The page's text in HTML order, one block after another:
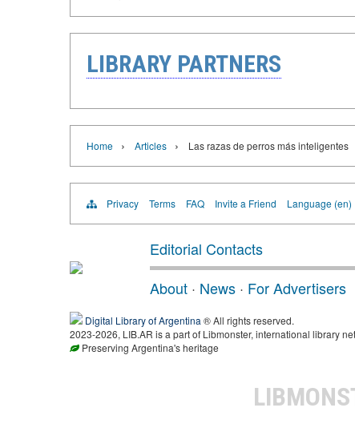
LIBRARY PARTNERS
Home › Articles › Las razas de perros más inteligentes
Privacy Terms FAQ Invite a Friend Language (en)
Editorial Contacts
About · News · For Advertisers
Digital Library of Argentina® All rights reserved.
2023-2026, LIB.AR is a part of Libmonster, international library
Preserving Argentina's heritage